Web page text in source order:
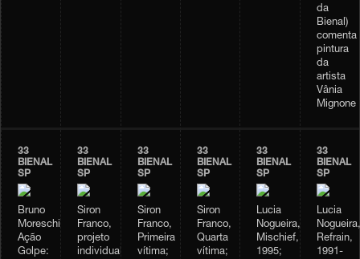
da
Bienal)
comenta
pintura
da
artista
Vânia
Mignone
33
BIENAL
SP
Bruno
Moreschi,
Ação
Golpe:
33
BIENAL
SP
Siron
Franco,
projeto
individual
33
BIENAL
SP
Siron
Franco,
Primeira
vítima;
33
BIENAL
SP
Siron
Franco,
Quarta
vítima;
33
BIENAL
SP
Lucia
Nogueira,
Mischief,
1995;
33
BIENAL
SP
Lucia
Nogueira,
Refrain,
1991-